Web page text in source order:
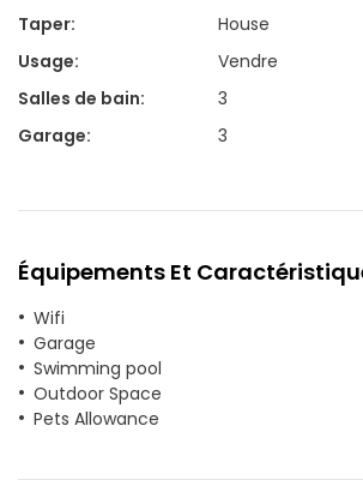
Taper:
House
Usage:
Vendre
Salles de bain:
3
Garage: 3
Équipements Et
Wifi
Garage
Swimming pool
Outdoor Space
Pets Allowance